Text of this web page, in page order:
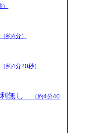
（約4分）
（約4分20秒）
利無し
（約4分40